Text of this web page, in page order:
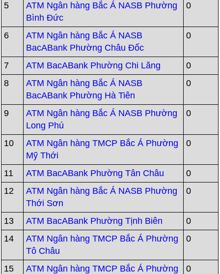
5
ATM Ngân hàng Bắc Á NASB Phường
Bình Đức
0
6
ATM Ngân hàng Bắc Á NASB
BacABank Phường Châu Đốc
0
7 ATM BacABank Phường Chi Lăng
0
8
ATM Ngân hàng Bắc Á NASB
BacABank Phường Hà Tiên
0
9
ATM Ngân hàng Bắc Á NASB Phường
Long Phú
0
10
ATM Ngân hàng TMCP Bắc Á Phường
Mỹ Thới
0
11 ATM BacABank Phường Tân Châu
0
12
ATM Ngân hàng Bắc Á NASB Phường
Thới Sơn
0
13 ATM BacABank Phường Tịnh Biên
0
14
ATM Ngân hàng TMCP Bắc Á Phường
Tô Châu
0
15
ATM Ngân hàng TMCP Bắc Á Phường
0